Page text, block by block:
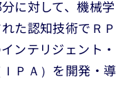
に対して、機械学
た認知技術でＲＰ
ンテリジェント・
ＰＡ）を開発・導